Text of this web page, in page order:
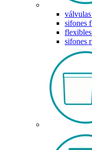
válvulas
sifones
sifones